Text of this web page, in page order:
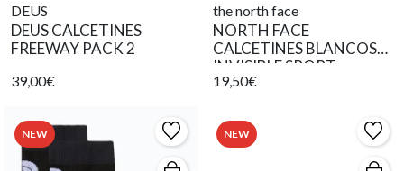
DEUS
DEUS CALCETINES
FREEWAY PACK 2
39,00€
the north face
NORTH FACE
CALCETINES BLANCOS
INVISIBLE SPORT
19,50€
NEW NEW